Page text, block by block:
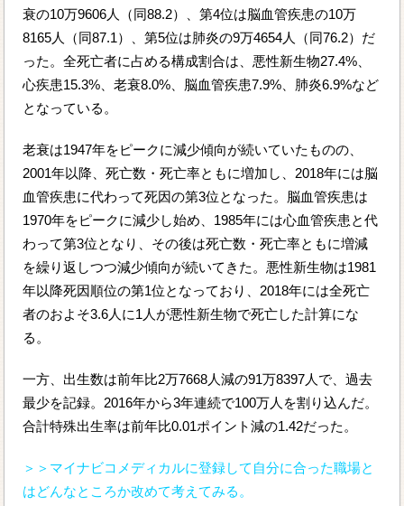
衰の10万9606人（同88.2）、第4位は脳血管疾患の10万
8165人（同87.1）、第5位は肺炎の9万4654人（同76.2）だ
った。全死亡者に占める構成割合は、悪性新生物27.4%、
心疾患15.3%、老衰8.0%、脳血管疾患7.9%、肺炎6.9%など
となっている。
老衰は1947年をピークに減少傾向が続いていたものの、
2001年以降、死亡数・死亡率ともに増加し、2018年には脳
血管疾患に代わって死因の第3位となった。脳血管疾患は
1970年をピークに減少し始め、1985年には心血管疾患と代
わって第3位となり、その後は死亡数・死亡率ともに増減
を繰り返しつつ減少傾向が続いてきた。悪性新生物は1981
年以降死因順位の第1位となっており、2018年には全死亡
者のおよそ3.6人に1人が悪性新生物で死亡した計算にな
る。
一方、出生数は前年比2万7668人減の91万8397人で、過去
最少を記録。2016年から3年連続で100万人を割り込んだ。
合計特殊出生率は前年比0.01ポイント減の1.42だった。
＞＞マイナビコメディカルに登録して自分に合った職場と
はどんなところか改めて考えてみる。